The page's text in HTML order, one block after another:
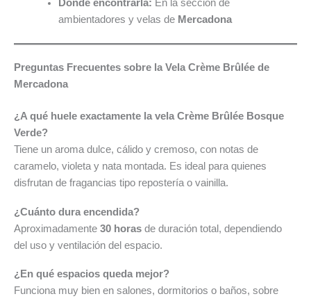
Dónde encontrarla: En la sección de
ambientadores y velas de Mercadona
Preguntas Frecuentes sobre la Vela Crème Brûlée de
Mercadona
¿A qué huele exactamente la vela Crème Brûlée Bosque
Verde?
Tiene un aroma dulce, cálido y cremoso, con notas de
caramelo, violeta y nata montada. Es ideal para quienes
disfrutan de fragancias tipo repostería o vainilla.
¿Cuánto dura encendida?
Aproximadamente 30 horas de duración total, dependiendo
del uso y ventilación del espacio.
¿En qué espacios queda mejor?
Funciona muy bien en salones, dormitorios o baños, sobre